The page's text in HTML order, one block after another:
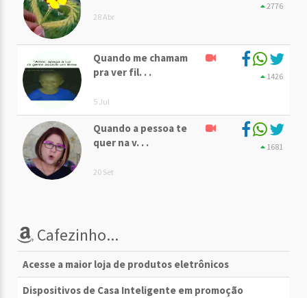
28 Abr
2776
Quando me chamam
pra ver fil. . .
5 Jul
1426
Quando a pessoa te
quer na v. . .
20 Set
1681
Cafezinho...
Acesse a maior loja de produtos eletrônicos
Dispositivos de Casa Inteligente em promoção